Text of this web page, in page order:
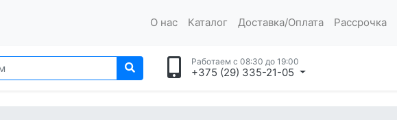
О нас Каталог Доставка/Оплата Рассрочка
Работаем с 08:30 до 19:00
+375 (29) 335-21-05